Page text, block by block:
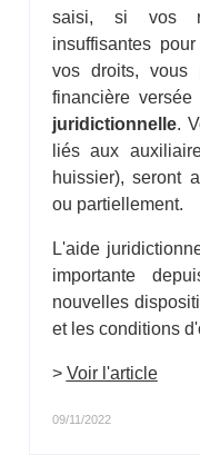
saisi, si vos
insuffisantes
vos droits, vous
financière
juridictionnelle.
liés aux
huissier), seront
ou partiellement.
L'aide
importante
nouvelles
et les conditions
> Voir l'article
09/11/2022